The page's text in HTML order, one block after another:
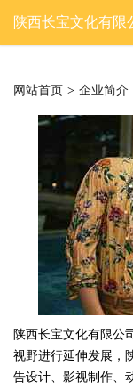
陕西长宝文化有限
网站首页 > 企业简介
陕西长宝文化有限公
视野进行延伸发展，
告设计、影视制作、